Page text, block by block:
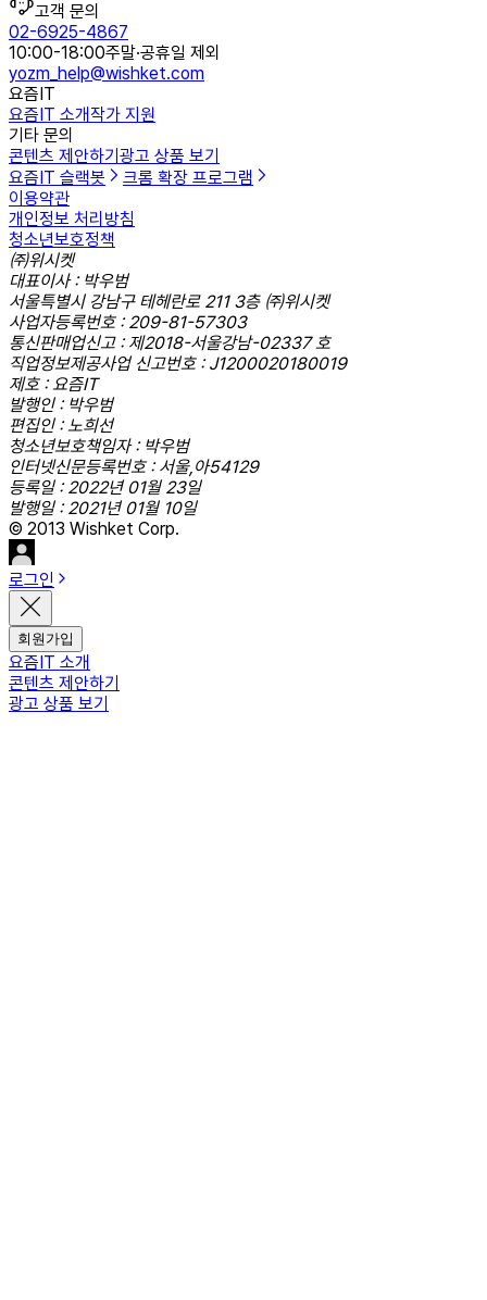
고객 문의
02-6925-4867
10:00-18:00주말·공휴일 제외
yozm_help@wishket.com
요즘IT
요즘IT 소개작가 지원
기타 문의
콘텐츠 제안하기광고 상품 보기
요즘IT 슬랙봇
크롬 확장 프로그램
이용약관
개인정보 처리방침
청소년보호정책
㈜위시켓
대표이사 : 박우범
서울특별시 강남구 테헤란로 211 3층 ㈜위시켓
사업자등록번호 : 209-81-57303
통신판매업신고 : 제2018-서울강남-02337 호
직업정보제공사업 신고번호 : J1200020180019
제호 : 요즘IT
발행인 : 박우범
편집인 : 노희선
청소년보호책임자 : 박우범
인터넷신문등록번호 : 서울,아54129
등록일 : 2022년 01월 23일
발행일 : 2021년 01월 10일
© 2013 Wishket Corp.
로그인
회원가입
요즘IT 소개
콘텐츠 제안하기
광고 상품 보기